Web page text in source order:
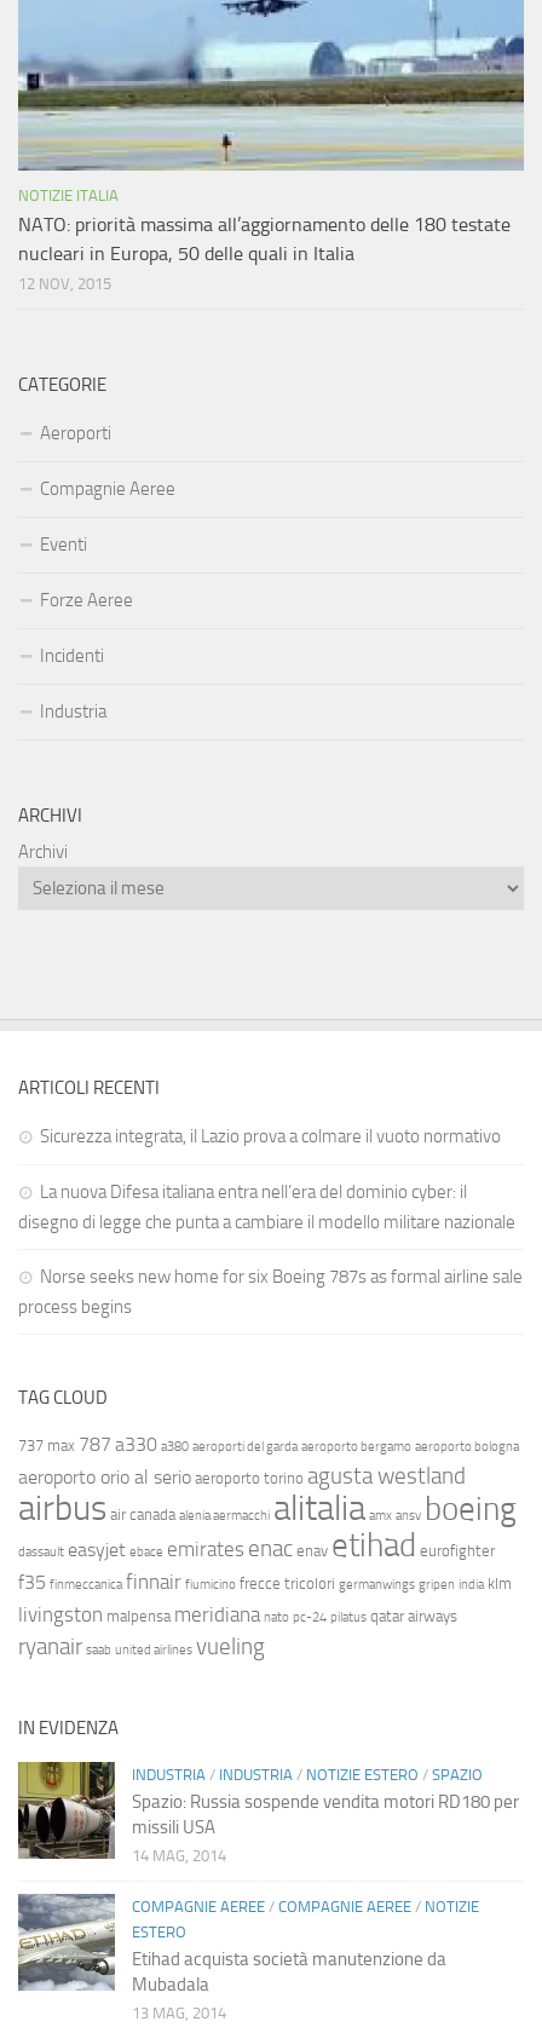
NOTIZIE ITALIA
NATO: priorità massima all’aggiornamento delle 180 testate
nucleari in Europa, 50 delle quali in Italia
12 NOV, 2015
CATEGORIE
Aeroporti
Compagnie Aeree
Eventi
Forze Aeree
Incidenti
Industria
ARCHIVI
Archivi
ARTICOLI RECENTI
Sicurezza integrata, il Lazio prova a colmare il vuoto normativo
La nuova Difesa italiana entra nell’era del dominio cyber: il
disegno di legge che punta a cambiare il modello militare nazionale
Norse seeks new home for six Boeing 787s as formal airline sale
process begins
TAG CLOUD
737 max 787 a330 a380 aeroporti del garda aeroporto bergamo aeroporto bologna
aeroporto orio al serio aeroporto torino agusta westland
airbus air canada alenia aermacchi alitalia amx ansv boeing
dassault easyjet ebace emirates enac enav etihad eurofighter
f35 finmeccanica finnair fiumicino frecce tricolori germanwings gripen india klm
livingston malpensa meridiana nato pc-24 pilatus qatar airways
ryanair saab united airlines vueling
IN EVIDENZA
INDUSTRIA / INDUSTRIA / NOTIZIE ESTERO / SPAZIO
Spazio: Russia sospende vendita motori RD180 per
missili USA
14 MAG, 2014
COMPAGNIE AEREE / COMPAGNIE AEREE / NOTIZIE
ESTERO
Etihad acquista società manutenzione da
Mubadala
13 MAG, 2014